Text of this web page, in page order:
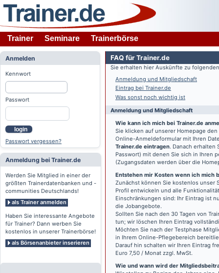
Trainer Seminare Trainerbörse
Anmelden
Kennwort
Passwort
login
Passwort vergessen?
Anmeldung bei Trainer.de
Werden Sie Mitglied in einer der
größten Trainerdatenbanken und -
communities Deutschlands!
als Trainer anmelden
Haben Sie interessante Angebote
für Trainer? Dann werben Sie
kostenlos in unserer Trainerbörse!
als Börsenanbieter inserieren
FAQ für Trainer.de
Sie erhalten hier Auskünfte zu
Anmeldung und Mitgliedschaft
Eintrag bei Trainer.de
Was sonst noch wichtig ist
Anmeldung und Mitgliedschaft
Wie kann ich mich bei Trainer.de
Sie klicken auf unserer Homepage
Online-Anmeldeformular mit Ihren
Trainer.de eintragen. Danach erhalten
Passwort) mit denen Sie sich in Ihren
(Zugangsdaten werden über die
Entstehen mir Kosten wenn ich mich
Zunächst können Sie kostenlos unser
Profil entwickeln und alle
Einschränkungen sind: Ihr Eintrag ist
die Jobangebote.
Sollten Sie nach den 30 Tagen von
tun; wir löschen Ihren Eintrag
Möchten Sie nach der Testphase
in Ihrem Online-Pflegebereich
Darauf hin schalten wir Ihren Eintrag
Euro 7,50 / Monat zzgl. MwSt.
Wie und wann wird der